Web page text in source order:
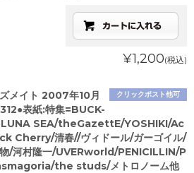
¥1,200(税込)
クリックポスト他可
メイト 2007年10月
表紙:特集=BUCK-
SEA/theGazettE/YOSHIKI/Ac
Cherry/清春//ヴィドール/ガーゴイル/
/河村隆一/UVERworld/PENICILLIN/P
the studs/メトロノーム他